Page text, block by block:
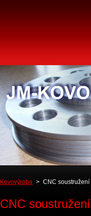
Kovovýroba > CNC soustružení
CNC soustružení